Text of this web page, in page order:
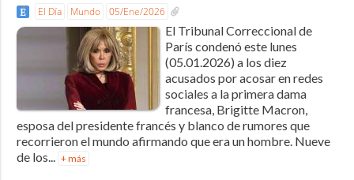
El Día Mundo 05/Ene/2026
El Tribunal Correccional de
París condenó este lunes
(05.01.2026) a los diez
acusados por acosar en redes
sociales a la primera dama
francesa, Brigitte Macron,
esposa del presidente francés y blanco de rumores que
recorrieron el mundo afirmando que era un hombre. Nueve
de los... + más